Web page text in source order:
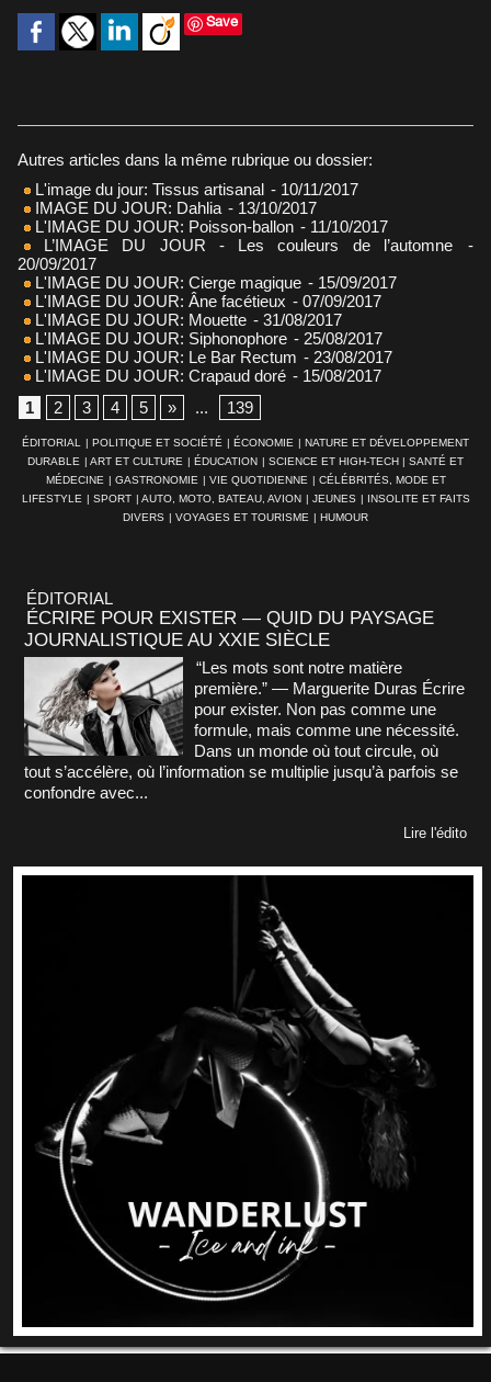
Save
Autres articles dans la même rubrique ou dossier:
L'image du jour: Tissus artisanal - 10/11/2017
IMAGE DU JOUR: Dahlia - 13/10/2017
L'IMAGE DU JOUR: Poisson-ballon - 11/10/2017
L’IMAGE DU JOUR - Les couleurs de l’automne
-
20/09/2017
L'IMAGE DU JOUR: Cierge magique - 15/09/2017
L'IMAGE DU JOUR: Âne facétieux - 07/09/2017
L'IMAGE DU JOUR: Mouette - 31/08/2017
L'IMAGE DU JOUR: Siphonophore - 25/08/2017
L'IMAGE DU JOUR: Le Bar Rectum - 23/08/2017
L'IMAGE DU JOUR: Crapaud doré - 15/08/2017
1
2 3 4 5 » ... 139
ÉDITORIAL POLITIQUE ET SOCIÉTÉ ÉCONOMIE
NATURE ET DÉVELOPPEMENT
DURABLE
ART ET CULTURE ÉDUCATION SCIENCE ET HIGH-TECH
SANTÉ ET
MÉDECINE
GASTRONOMIE VIE QUOTIDIENNE
CÉLÉBRITÉS, MODE ET
LIFESTYLE
SPORT AUTO, MOTO, BATEAU, AVION JEUNES
INSOLITE ET FAITS
DIVERS
VOYAGES ET TOURISME HUMOUR
ÉDITORIAL
ÉCRIRE POUR EXISTER — QUID DU PAYSAGE
JOURNALISTIQUE AU XXIE SIÈCLE
“Les mots sont notre matière
première.” — Marguerite Duras Écrire
pour exister. Non pas comme une
formule, mais comme une nécessité.
Dans un monde où tout circule, où
tout s’accélère, où l’information se multiplie jusqu’à parfois se
confondre avec...
Lire l'édito